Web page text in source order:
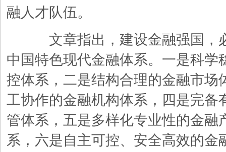
融人才队伍。
文章指出，建设金融强国，
中国特色现代金融体系。一是科学
控体系，二是结构合理的金融市场
工协作的金融机构体系，四是完备
管体系，五是多样化专业性的金融
系，六是自主可控、安全高效的金